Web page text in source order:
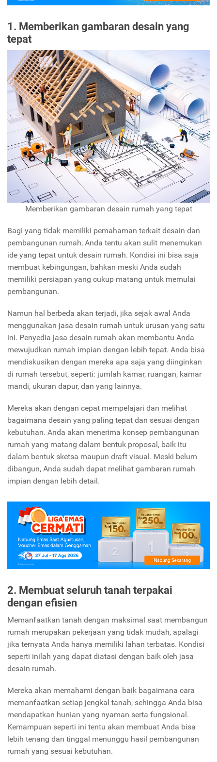
1. Memberikan gambaran desain yang
tepat
Memberikan gambaran desain rumah yang tepat
Bagi yang tidak memiliki pemahaman terkait desain dan
pembangunan rumah, Anda tentu akan sulit menemukan
ide yang tepat untuk desain rumah. Kondisi ini bisa saja
membuat kebingungan, bahkan meski Anda sudah
memiliki persiapan yang cukup matang untuk memulai
pembangunan.
Namun hal berbeda akan terjadi, jika sejak awal Anda
menggunakan jasa desain rumah untuk urusan yang satu
ini. Penyedia jasa desain rumah akan membantu Anda
mewujudkan rumah impian dengan lebih tepat. Anda bisa
mendiskusikan dengan mereka apa saja yang diinginkan
di rumah tersebut, seperti: jumlah kamar, ruangan, kamar
mandi, ukuran dapur, dan yang lainnya.
Mereka akan dengan cepat mempelajari dan melihat
bagaimana desain yang paling tepat dan sesuai dengan
kebutuhan. Anda akan menerima konsep pembangunan
rumah yang matang dalam bentuk proposal, baik itu
dalam bentuk sketsa maupun draft visual. Meski belum
dibangun, Anda sudah dapat melihat gambaran rumah
impian dengan lebih detail.
2. Membuat seluruh tanah terpakai
dengan efisien
Memanfaatkan tanah dengan maksimal saat membangun
rumah merupakan pekerjaan yang tidak mudah, apalagi
jika ternyata Anda hanya memiliki lahan terbatas. Kondisi
seperti inilah yang dapat diatasi dengan baik oleh jasa
desain rumah.
Mereka akan memahami dengan baik bagaimana cara
memanfaatkan setiap jengkal tanah, sehingga Anda bisa
mendapatkan hunian yang nyaman serta fungsional.
Kemampuan seperti ini tentu akan membuat Anda bisa
lebih tenang dan tinggal menunggu hasil pembangunan
rumah yang sesuai kebutuhan.